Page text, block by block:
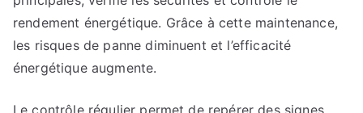
rendement énergétique. Grâce à cette maintenance,
les risques de panne diminuent et l’efficacité
énergétique augmente.
Le contrôle régulier permet de repérer des signes